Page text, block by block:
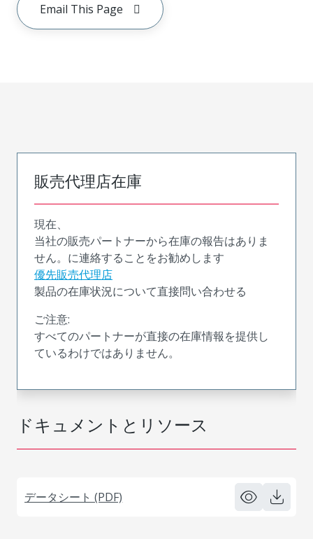
Email This Page
ドキュメントとリソース
データシート (PDF)
販売代理店在庫
現在、
当社の販売パートナーから在庫の報告はありま
せん。に連絡することをお勧めします
優先販売代理店
製品の在庫状況について直接問い合わせる
ご注意:
すべてのパートナーが直接の在庫情報を提供し
ているわけではありません。